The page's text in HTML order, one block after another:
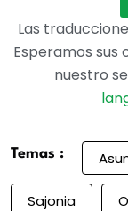
Las
Esperamos
nuestro
Temas :
Sajonia